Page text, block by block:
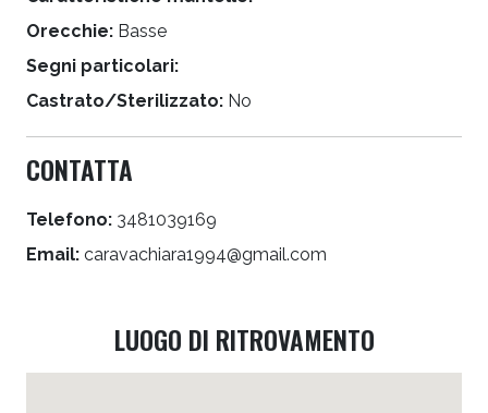
Orecchie: Basse
Segni particolari:
Castrato/Sterilizzato: No
CONTATTA
Telefono: 3481039169
Email: caravachiara1994@gmail.com
LUOGO DI RITROVAMENTO